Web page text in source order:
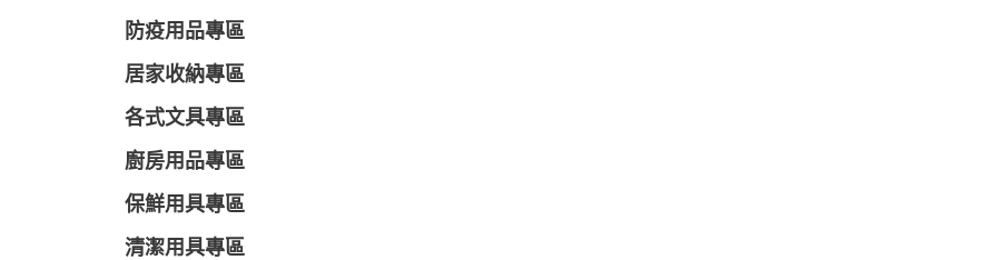
防疫用品專區
居家收納專區
各式文具專區
廚房用品專區
保鮮用具專區
清潔用具專區